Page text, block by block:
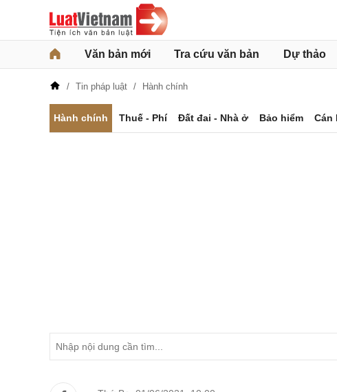
Văn bản mới Tra cứu văn bản Dự thảo
Tin pháp luật Hành chính
Hành chính Thuế - Phí Đất đai - Nhà ở Bảo hiểm Cán